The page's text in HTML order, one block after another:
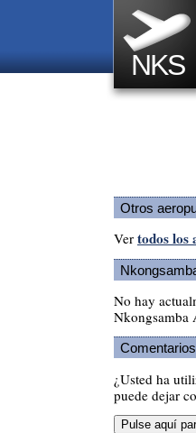
NKS
Otros
Ver todos los
No hay
Nkongsamba
¿Usted ha
puede dejar